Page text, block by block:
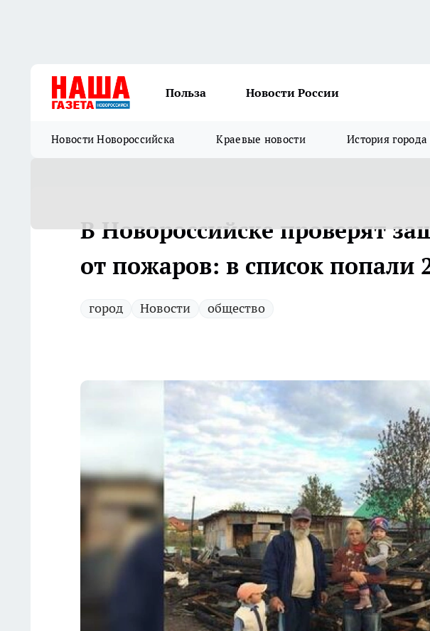
Польза Новости России
Новости Новороссийска Краевые новости История
В Новороссийске проверят
от пожаров: в список попали
город Новости общество